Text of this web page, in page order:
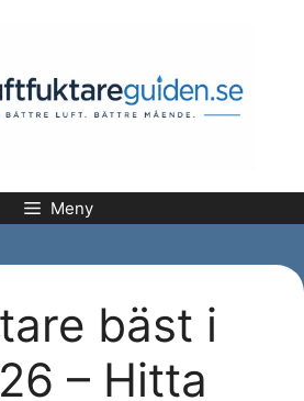
Meny
bäst i
– Hitta